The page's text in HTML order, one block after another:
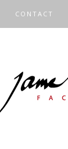
CONTACT